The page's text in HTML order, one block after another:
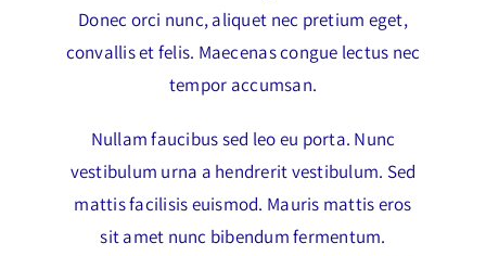
Donec orci nunc, aliquet nec pretium eget,
convallis et felis. Maecenas congue lectus nec
tempor accumsan.
Nullam faucibus sed leo eu porta. Nunc
vestibulum urna a hendrerit vestibulum. Sed
mattis facilisis euismod. Mauris mattis eros
sit amet nunc bibendum fermentum.